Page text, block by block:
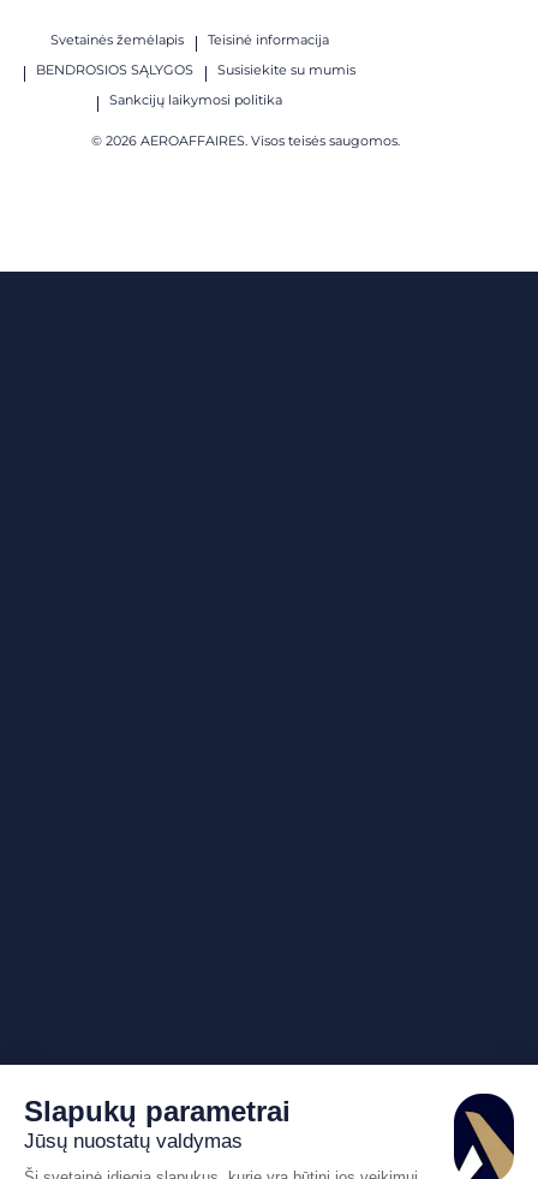
Svetainės žemėlapis
Teisinė informacija
BENDROSIOS SĄLYGOS
Susisiekite su mumis
Sankcijų laikymosi politika
© 2026 AEROAFFAIRES. Visos teisės saugomos.